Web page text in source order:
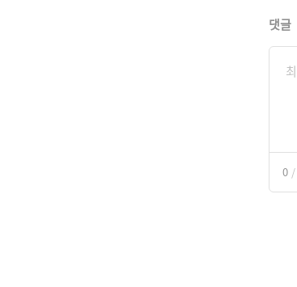
댓글
0 /